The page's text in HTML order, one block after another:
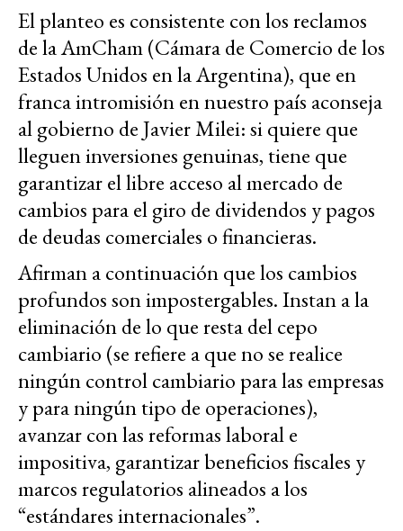
El planteo es consistente con los reclamos
de la AmCham (Cámara de Comercio de los
Estados Unidos en la Argentina), que en
franca intromisión en nuestro país aconseja
al gobierno de Javier Milei: si quiere que
lleguen inversiones genuinas, tiene que
garantizar el libre acceso al mercado de
cambios para el giro de dividendos y pagos
de deudas comerciales o financieras.
Afirman a continuación que los cambios
profundos son impostergables. Instan a la
eliminación de lo que resta del cepo
cambiario (se refiere a que no se realice
ningún control cambiario para las empresas
y para ningún tipo de operaciones),
avanzar con las reformas laboral e
impositiva, garantizar beneficios fiscales y
marcos regulatorios alineados a los
“estándares internacionales”.